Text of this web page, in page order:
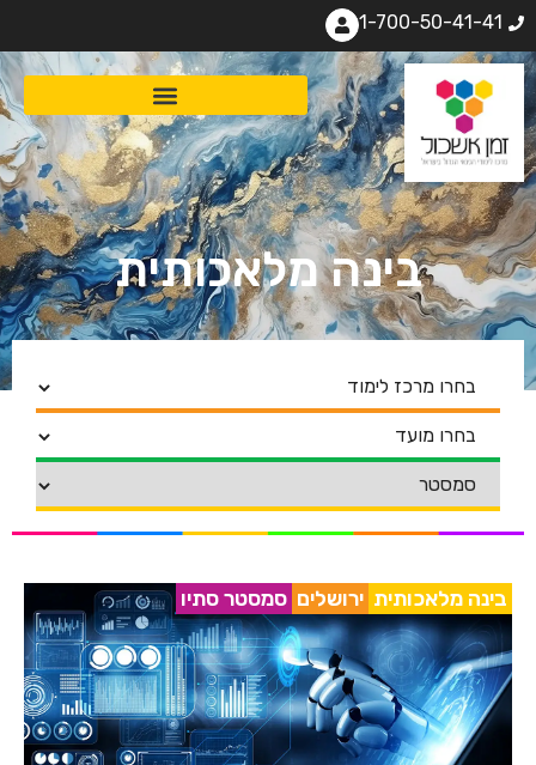
1-700-50-41-41
בינה מלאכותית
בינה מלאכותית ירושלים סמסטר סתיו